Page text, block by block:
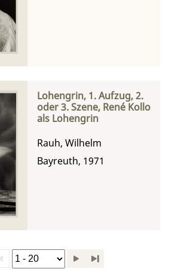
Lohengrin, 1. Aufzug, 2.
oder 3. Szene, René Kollo
als Lohengrin
Rauh, Wilhelm
Bayreuth, 1971